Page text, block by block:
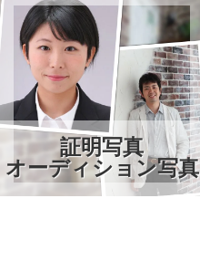
証明写真
オーディション写真